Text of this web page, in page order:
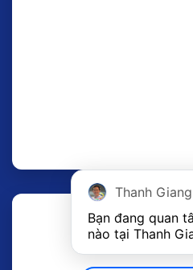
Thanh Giang
Bạn đang quan
nào tại Thanh